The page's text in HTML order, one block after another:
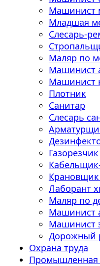
Машинист
Младшая
Слесарь-
Маляр по
Машинист
Машинист
Плотник
Санитар
Слесарь
Газорезчик
Лаборант
Маляр по
Машинист
Машинист
Дорожный
Охрана труда
Промышленная